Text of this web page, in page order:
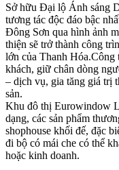
Sở hữu Đại lộ Ánh sáng
tương tác độc đáo bậc
Đông Sơn qua hình ảnh
thiện sẽ trở thành công
lớn của Thanh
khách, giữ chân dòng
– dịch vụ, gia tăng giá trị
sản.
Khu đô thị Eurowindow
dạng, các sản phẩm
shophouse khối đế, đặc
đi bộ có mái che có thể
hoặc kinh doanh.